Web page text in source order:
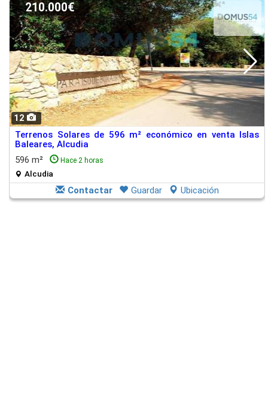
12
210.000€
Terrenos Solares de 596 m² económico en venta Islas
Baleares, Alcudia
596 m²
Hace 2 horas
Alcudia
Contactar Guardar Ubicación